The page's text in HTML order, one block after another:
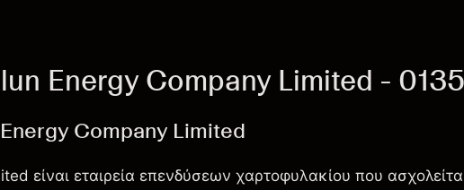
Energy Company Limited - 0135
Company Limited
είναι εταιρεία επενδύσεων χαρτοφυλακίου που